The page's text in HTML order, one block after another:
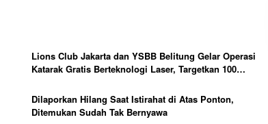
Lions Club Jakarta dan YSBB Belitung Gelar Operasi
Katarak Gratis Berteknologi Laser, Targetkan 100
Dilaporkan Hilang Saat Istirahat di Atas Ponton,
Ditemukan Sudah Tak Bernyawa